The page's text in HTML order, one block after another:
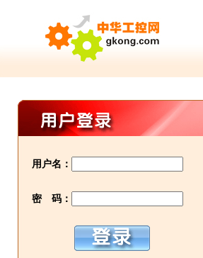
用户名：
密 码：